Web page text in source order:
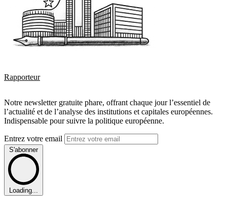
Rapporteur
Notre newsletter gratuite phare, offrant chaque jour l’essentiel de
l’actualité et de l’analyse des institutions et capitales européennes.
Indispensable pour suivre la politique européenne.
Entrez votre email
S'abonner
Loading...